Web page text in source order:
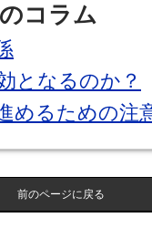
コラム
となるのか？
めるための注
前のページに戻る